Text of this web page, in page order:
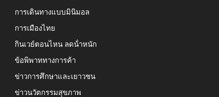
การเดินทางแบบมินิมอล
การเมืองไทย
กินเวย์ตอนไหน ลดน้ําหนัก
ข้อพิพาททางการค้า
ข่าวการศึกษาและเยาวชน
ข่าวนวัตกรรมสุขภาพ